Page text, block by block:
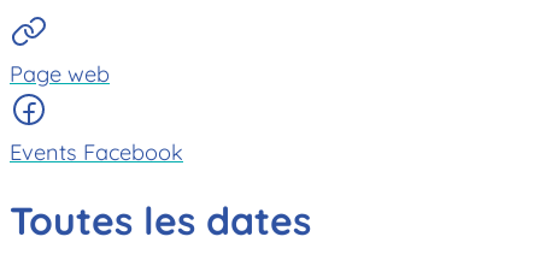
Page web
Events Facebook
Toutes les dates